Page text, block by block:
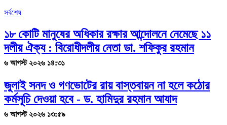
সর্বশেষ
১৮ কোটি মানুষের অধিকার রক্ষার আন্দোলনে নেমেছে ১১
দলীয় ঐক্য : বিরোধীদলীয় নেতা ডা. শফিকুর রহমান
৬ আগস্ট ২০২৬ ১৪:৩১
জুলাই সনদ ও গণভোটের রায় বাস্তবায়ন না হলে কঠোর
কর্মসূচি দেওয়া হবে - ড. হামিদুর রহমান আযাদ
৬ আগস্ট ২০২৬ ১৩:৫৯